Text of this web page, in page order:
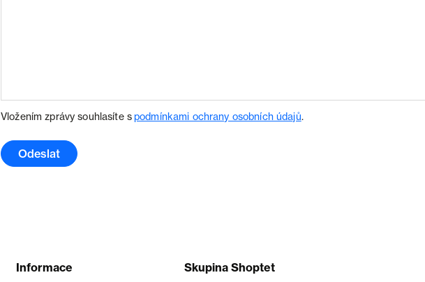
Vložením zprávy souhlasíte spodmínkami ochrany osobních údajů.
Odeslat
Informace Skupina Shoptet